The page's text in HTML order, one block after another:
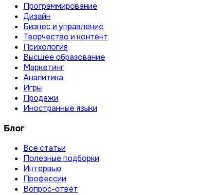
Программирование
Дизайн
Бизнес и управление
Творчество и контент
Психология
Высшее образование
Маркетинг
Аналитика
Игры
Продажи
Иностранные языки
Блог
Все статьи
Полезные подборки
Интервью
Профессии
Вопрос-ответ